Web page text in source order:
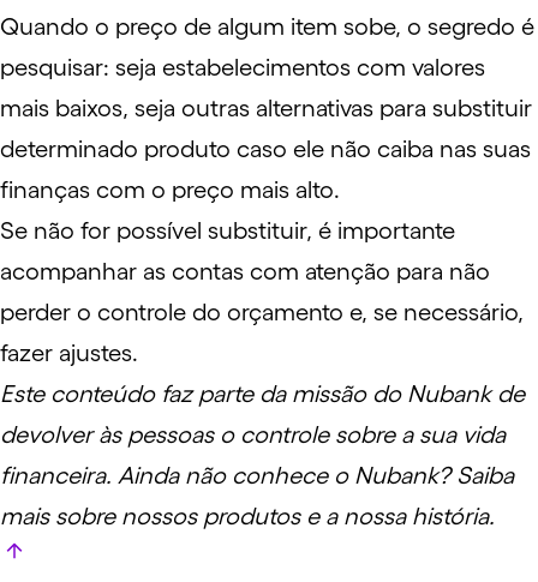
Quando o preço de algum item sobe, o segredo é
pesquisar: seja estabelecimentos com valores
mais baixos, seja outras alternativas para substituir
determinado produto caso ele não caiba nas suas
finanças com o preço mais alto.
Se não for possível substituir, é importante
acompanhar as contas com atenção para não
perder o controle do orçamento e, se necessário,
fazer ajustes.
Este conteúdo faz parte da missão do Nubank de
devolver às pessoas o controle sobre a sua vida
financeira. Ainda não conhece o Nubank?Saiba
maissobre nossos produtos e a nossa história.